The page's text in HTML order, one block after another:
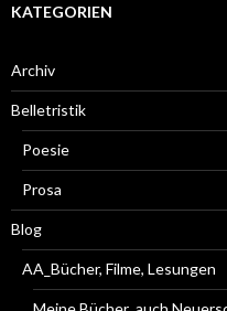
KATEGORIEN
Archiv
Belletristik
Poesie
Prosa
Blog
AA_Bücher, Filme, Lesungen